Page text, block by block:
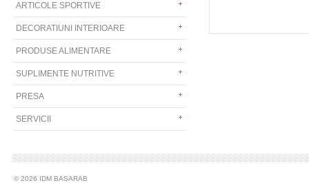
ARTICOLE SPORTIVE
DECORATIUNI INTERIOARE
PRODUSE ALIMENTARE
SUPLIMENTE NUTRITIVE
PRESA
SERVICII
© 2026 IDM BASARAB